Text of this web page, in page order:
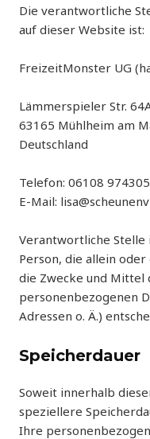
Die verantwortliche
auf dieser Website ist:
FreizeitMonster UG
Lämmerspieler Str.
63165 Mühlheim am
Deutschland
Telefon: 06108
E-Mail:
Verantwortliche Stelle
Person, die allein
die Zwecke und Mittel
personenbezogenen
Adressen o. Ä.)
Speicherdauer
Soweit innerhalb
speziellere
Ihre